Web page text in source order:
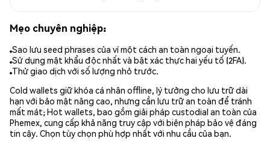
Mẹo chuyên nghiệp:
Sao lưu seed phrases của ví một cách an toàn ngoại tuyến.
Sử dụng mật khẩu độc nhất và bật xác thực hai yếu tố (2FA).
Thử giao dịch với số lượng nhỏ trước.
Cold wallets giữ khóa cá nhân offline, lý tưởng cho lưu trữ dài
hạn với bảo mật nâng cao, nhưng cần lưu trữ an toàn để tránh
mất mát; Hot wallets, bao gồm giải pháp custodial an toàn của
Phemex, cung cấp khả năng truy cập với biện pháp bảo vệ đáng
tin cậy. Chọn tùy chọn phù hợp nhất với nhu cầu của bạn.